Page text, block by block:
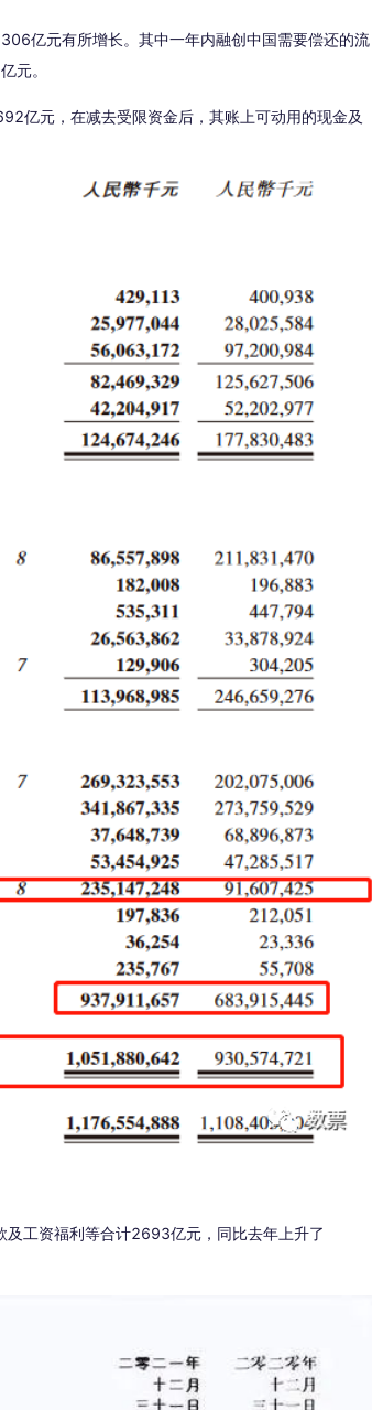
亿元有所增长。其中一年内融创中国需要偿还的流
元。
亿元，在减去受限资金后，其账上可动用的现金及
工资福利等合计2693亿元，同比去年上升了